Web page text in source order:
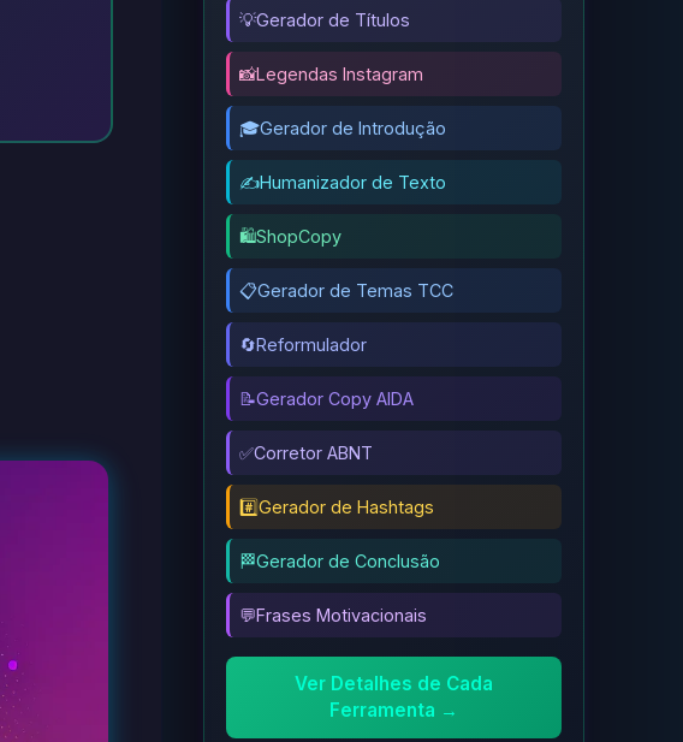
💡Gerador de Títulos
📸Legendas Instagram
🎓Gerador de Introdução
✍️Humanizador de Texto
🛍️ShopCopy
📋Gerador de Temas TCC
🔄Reformulador
📝Gerador Copy AIDA
✅Corretor ABNT
#️⃣Gerador de Hashtags
🏁Gerador de Conclusão
💬Frases Motivacionais
Ver Detalhes de Cada
Ferramenta →